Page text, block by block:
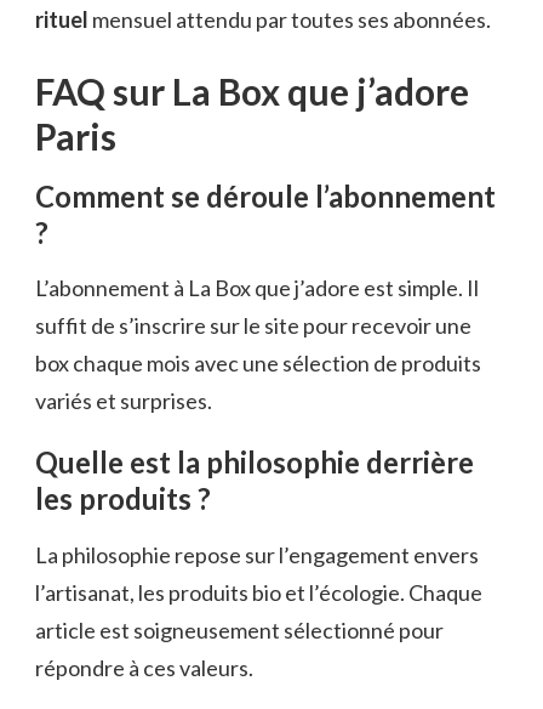
rituel mensuel attendu par toutes ses abonnées.
FAQ sur La Box que j’adore
Paris
Comment se déroule l’abonnement
?
L’abonnement à La Box que j’adore est simple. Il
suffit de s’inscrire sur le site pour recevoir une
box chaque mois avec une sélection de produits
variés et surprises.
Quelle est la philosophie derrière
les produits ?
La philosophie repose sur l’engagement envers
l’artisanat, les produits bio et l’écologie. Chaque
article est soigneusement sélectionné pour
répondre à ces valeurs.